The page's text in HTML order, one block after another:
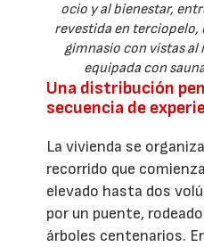
ocio y al bienestar,
revestida en terciopelo,
gimnasio con vistas al
equipada con
Una distribución
secuencia de
La vivienda se
recorrido que
elevado hasta dos
por un puente,
árboles centenarios.